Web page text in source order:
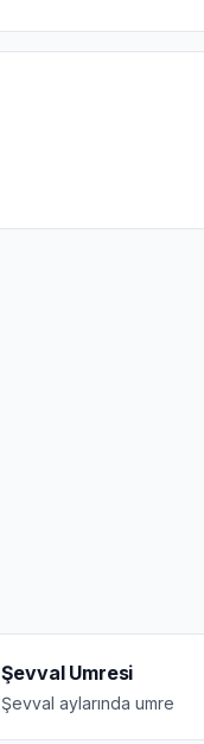
Şevval Umresi
Şevval aylarında umre